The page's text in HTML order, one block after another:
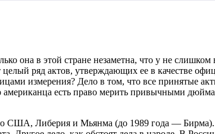
она в этой стране незаметна, что у не слишком
целый ряд актов, утверждающих ее в качестве
измерения? Дело в том, что все принятые
американца есть право мерить привычными
США, Либерия и Мьянма (до 1989 года —